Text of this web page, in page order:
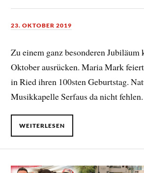
23. OKTOBER 2019
Zu einem ganz besonderen Jubiläum
Oktober ausrücken. Maria Mark
in Ried ihren 100sten Geburtstag.
Musikkapelle Serfaus da nicht fehlen.
WEITERLESEN